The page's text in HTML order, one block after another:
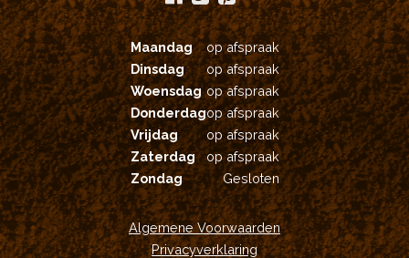
Maandag
op afspraak
Dinsdag
op afspraak
Woensdag op afspraak
Donderdagop afspraak
Vrijdag
op afspraak
Zaterdag
op afspraak
Zondag
Gesloten
Algemene Voorwaarden
Privacyverklaring